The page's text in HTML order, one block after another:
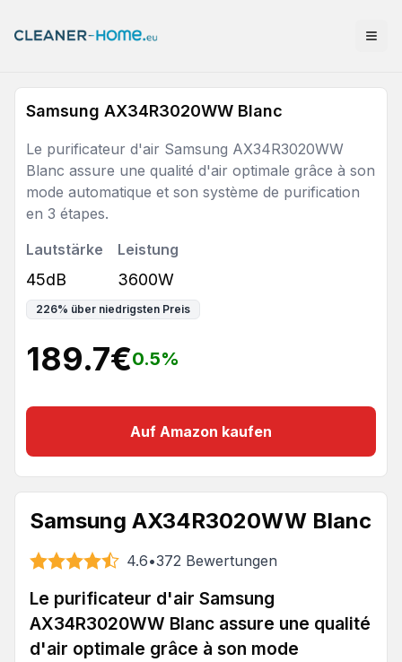
Samsung AX34R3020WW Blanc
Le purificateur d'air Samsung AX34R3020WW
Blanc assure une qualité d'air optimale grâce à son
mode automatique et son système de purification
en 3 étapes.
Lautstärke
45dB
Leistung
3600W
226% über niedrigsten Preis
189.7€0.5%
Auf Amazon kaufen
Samsung AX34R3020WW Blanc
4.6•372 Bewertungen
Le purificateur d'air Samsung
AX34R3020WW Blanc assure une qualité
d'air optimale grâce à son mode